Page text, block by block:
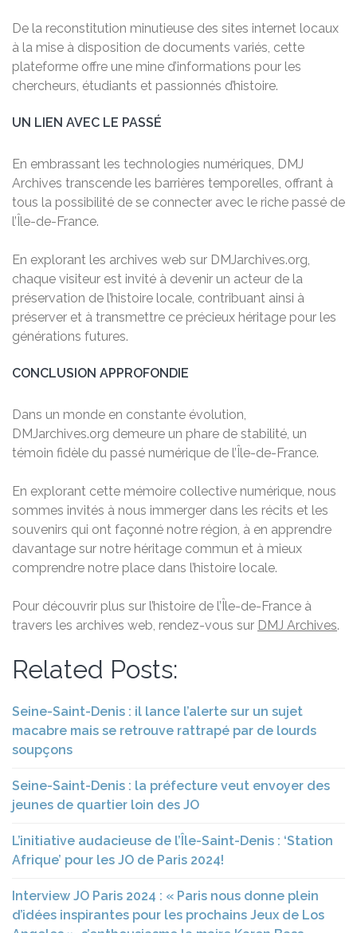
De la reconstitution minutieuse des sites internet locaux
à la mise à disposition de documents variés, cette
plateforme offre une mine d’informations pour les
chercheurs, étudiants et passionnés d’histoire.
UN LIEN AVEC LE PASSÉ
En embrassant les technologies numériques, DMJ
Archives transcende les barrières temporelles, offrant à
tous la possibilité de se connecter avec le riche passé de
l’Île-de-France.
En explorant les archives web sur DMJarchives.org,
chaque visiteur est invité à devenir un acteur de la
préservation de l’histoire locale, contribuant ainsi à
préserver et à transmettre ce précieux héritage pour les
générations futures.
CONCLUSION APPROFONDIE
Dans un monde en constante évolution,
DMJarchives.org demeure un phare de stabilité, un
témoin fidèle du passé numérique de l’Île-de-France.
En explorant cette mémoire collective numérique, nous
sommes invités à nous immerger dans les récits et les
souvenirs qui ont façonné notre région, à en apprendre
davantage sur notre héritage commun et à mieux
comprendre notre place dans l’histoire locale.
Pour découvrir plus sur l’histoire de l’Île-de-France à
travers les archives web, rendez-vous sur DMJ Archives.
Related Posts:
Seine-Saint-Denis : il lance l’alerte sur un sujet
macabre mais se retrouve rattrapé par de lourds
soupçons
Seine-Saint-Denis : la préfecture veut envoyer des
jeunes de quartier loin des JO
L’initiative audacieuse de l’Île-Saint-Denis : ‘Station
Afrique’ pour les JO de Paris 2024!
Interview JO Paris 2024 : « Paris nous donne plein
d’idées inspirantes pour les prochains Jeux de Los